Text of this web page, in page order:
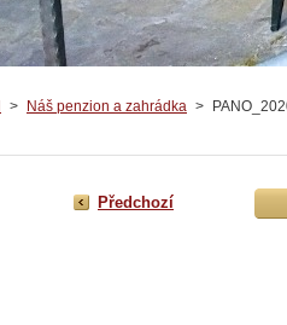
> Náš penzion a zahrádka >
Předchozí